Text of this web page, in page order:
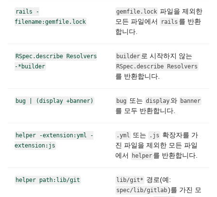
rails -
filename:gemfile.lock
gemfile.lock 파일을 제외한
모든 파일에서
rails 를 반환
합니다.
RSpec.describe Resolvers
-*builder
builder 로 시작하지 않는
RSpec.describe Resolvers
를 반환합니다.
bug | (display +banner) bug 또는 display와 banner
를 모두 반환합니다.
helper -extension:yml -
extension:js
.yml 또는 .js 확장자를 가
진 파일을 제외한 모든 파일
에서
helper 를 반환합니다.
helper path:lib/git lib/git* 경로(예:
spec/lib/gitlab)를 가진 모